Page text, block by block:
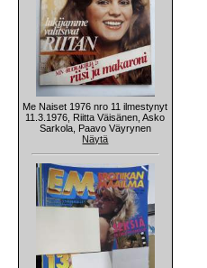
Me Naiset 1976 nro 11 ilmestynyt
11.3.1976, Riitta Väisänen, Asko
Sarkola, Paavo Väyrynen
Näytä